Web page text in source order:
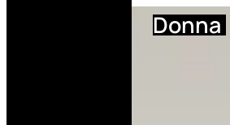
Donna